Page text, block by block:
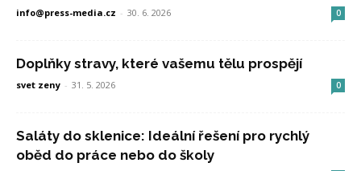
info@press-media.cz - 30. 6. 2026 0
Doplňky stravy, které vašemu tělu prospějí
svet zeny - 31. 5. 2026 0
Saláty do sklenice: Ideální řešení pro rychlý
oběd do práce nebo do školy